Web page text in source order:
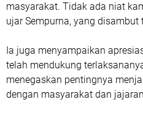
masyarakat. Tidak ada niat
ujar Sempurna, yang
Ia juga menyampaikan
telah mendukung
menegaskan pentingnya
dengan masyarakat dan